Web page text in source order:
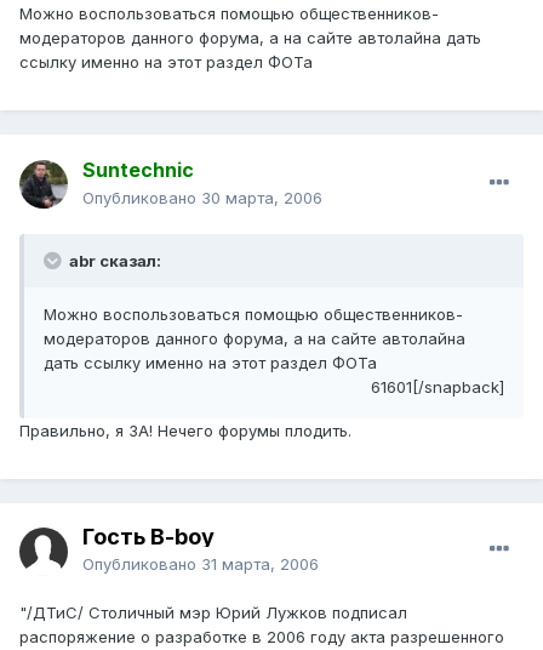
Можно воспользоваться помощью общественников-
модераторов данного форума, а на сайте автолайна дать
ссылку именно на этот раздел ФОТа
Suntechnic
Опубликовано 30 марта, 2006
abr сказал:
Можно воспользоваться помощью общественников-
модераторов данного форума, а на сайте автолайна
дать ссылку именно на этот раздел ФОТа
61601[/snapback]
Правильно, я ЗА! Нечего форумы плодить.
Гость B-boy
Опубликовано 31 марта, 2006
"/ДТиС/ Столичный мэр Юрий Лужков подписал
распоряжение о разработке в 2006 году акта разрешенного